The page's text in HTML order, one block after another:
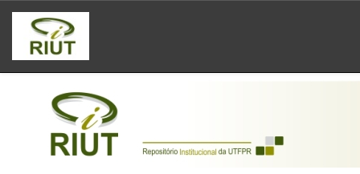
Skip
navigation